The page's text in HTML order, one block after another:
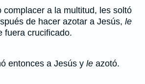
complacer a la multitud, les soltó
de hacer azotar a Jesús, le
fuera crucificado.
entonces a Jesús y le azotó.